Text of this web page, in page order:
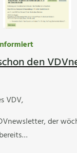
den
VDV,
der